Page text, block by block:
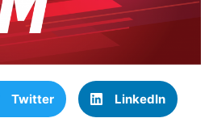
Twitter LinkedIn